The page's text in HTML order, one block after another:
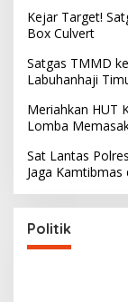
Kejar Target!
Box Culvert
Satgas TMMD
Labuhanhaji
Meriahkan HUT
Lomba
Sat Lantas
Jaga
Politik